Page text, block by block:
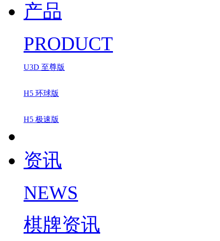
产品
PRODUCT
U3D 至尊版
H5 环球版
H5 极速版
资讯
NEWS
棋牌资讯